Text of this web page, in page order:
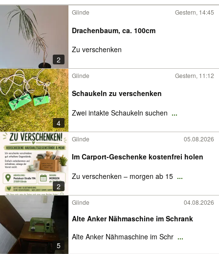
2
Glinde Gestern, 14:45
Drachenbaum, ca. 100cm
Zu verschenken
4
Glinde Gestern, 11:12
Schaukeln zu verschenken
Zwei intakte Schaukeln suchen ...
2
Glinde 05.08.2026
Im Carport-Geschenke kostenfrei holen
Zu verschenken – morgen ab 15 ...
5
Glinde 04.08.2026
Alte Anker Nähmaschine im Schrank
Alte Anker Nähmaschine im Schr ...